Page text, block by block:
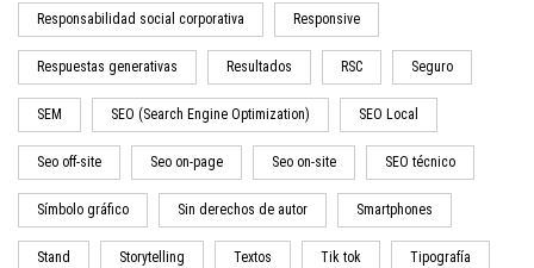
Responsabilidad social corporativa Responsive
Respuestas generativas Resultados RSC Seguro
SEM SEO (Search Engine Optimization) SEO Local
Seo off-site Seo on-page Seo on-site SEO técnico
Símbolo gráfico Sin derechos de autor Smartphones
Stand Storytelling Textos Tik tok Tipografía